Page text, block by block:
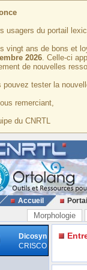
usagers du portail
vingt ans de bons et
2026. Celle-ci
de nouvelles
pouvez tester la
remerciant,
du CNRTL
Accueil
Morphologie
Dicosyn
CRISCO